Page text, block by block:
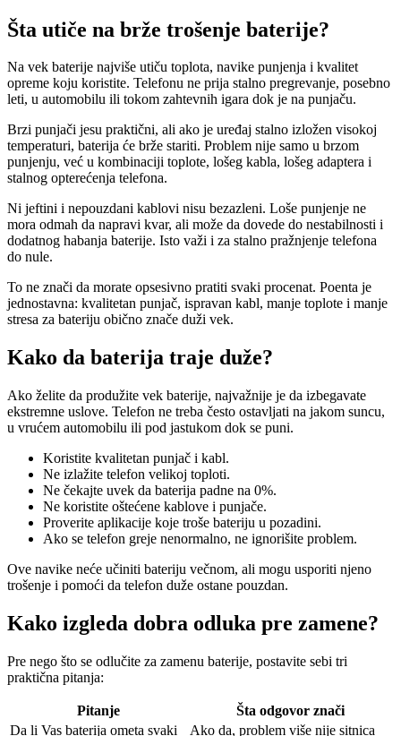
Šta utiče na brže trošenje baterije?
Na vek baterije najviše utiču toplota, navike punjenja i kvalitet
opreme koju koristite. Telefonu ne prija stalno pregrevanje, posebno
leti, u automobilu ili tokom zahtevnih igara dok je na punjaču.
Brzi punjači jesu praktični, ali ako je uređaj stalno izložen visokoj
temperaturi, baterija će brže stariti. Problem nije samo u brzom
punjenju, već u kombinaciji toplote, lošeg kabla, lošeg adaptera i
stalnog opterećenja telefona.
Ni jeftini i nepouzdani kablovi nisu bezazleni. Loše punjenje ne
mora odmah da napravi kvar, ali može da dovede do nestabilnosti i
dodatnog habanja baterije. Isto važi i za stalno pražnjenje telefona
do nule.
To ne znači da morate opsesivno pratiti svaki procenat. Poenta je
jednostavna: kvalitetan punjač, ispravan kabl, manje toplote i manje
stresa za bateriju obično znače duži vek.
Kako da baterija traje duže?
Ako želite da produžite vek baterije, najvažnije je da izbegavate
ekstremne uslove. Telefon ne treba često ostavljati na jakom suncu,
u vrućem automobilu ili pod jastukom dok se puni.
Koristite kvalitetan punjač i kabl.
Ne izlažite telefon velikoj toploti.
Ne čekajte uvek da baterija padne na 0%.
Ne koristite oštećene kablove i punjače.
Proverite aplikacije koje troše bateriju u pozadini.
Ako se telefon greje nenormalno, ne ignorišite problem.
Ove navike neće učiniti bateriju večnom, ali mogu usporiti njeno
trošenje i pomoći da telefon duže ostane pouzdan.
Kako izgleda dobra odluka pre zamene?
Pre nego što se odlučite za zamenu baterije, postavite sebi tri
praktična pitanja:
Pitanje
Šta odgovor znači
Da li Vas baterija ometa svaki
Ako da, problem više nije sitnica